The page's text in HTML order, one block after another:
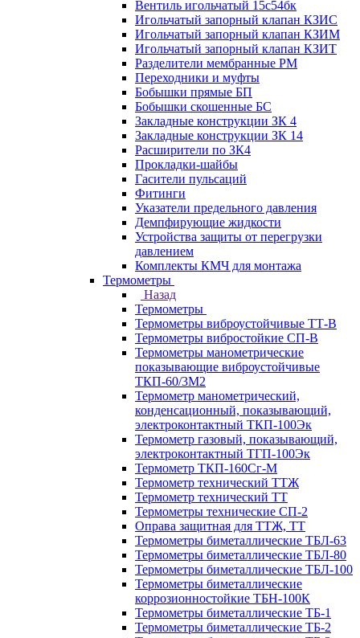
Вентиль игольчатый 15с54бк
Игольчатый запорный клапан КЗИС
Игольчатый запорный клапан КЗИМ
Игольчатый запорный клапан КЗИТ
Разделители мембранные РМ
Переходники и муфты
Бобышки прямые БП
Бобышки скошенные БС
Закладные конструкции ЗК 4
Закладные конструкции ЗК 14
Расширители по ЗК4
Прокладки-шайбы
Гасители пульсаций
Фитинги
Указатели предельного давления
Демпфирующие жидкости
Устройства защиты от перегрузки
давлением
Комплекты КМЧ для монтажа
Термометры
Назад
Термометры
Термометры виброустойчивые ТТ-В
Термометры вибростойкие СП-В
Термометры манометрические
показывающие виброустойчивые
ТКП-60/3М2
Термометр манометрический,
конденсационный, показывающий,
электроконтактный ТКП-100Эк
Термометр газовый, показывающий,
электроконтактный ТГП-100Эк
Термометр ТКП-160Сг-М
Термометр технический ТТЖ
Термометр технический ТТ
Термометры технические СП-2
Оправа защитная для ТТЖ, ТТ
Термометры биметаллические ТБЛ-63
Термометры биметаллические ТБЛ-80
Термометры биметаллические ТБЛ-100
Термометры биметаллические
коррозионностойкие ТБН-100К
Термометры биметаллические ТБ-1
Термометры биметаллические ТБ-2